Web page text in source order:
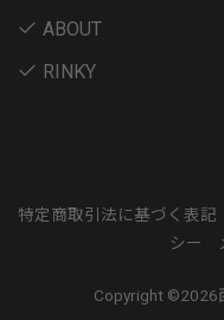
ABOUT
RINKY
特定商取引法に基づく表記
シー
Copyright ©2026